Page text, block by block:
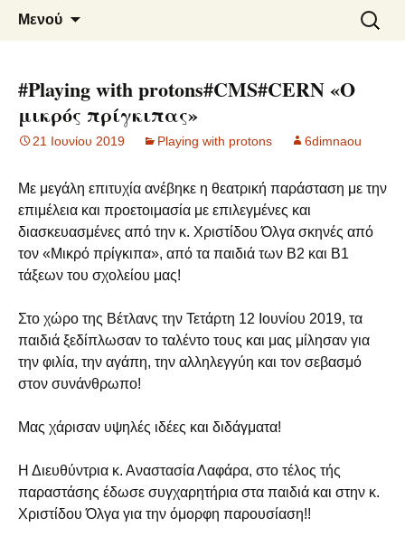
6o ΔΗΜΟΤΙΚΟ ΣΧΟΛΕΙΟ
ΝΑΟΥΣΑΣ
Μενού
για:
#Playing with protons#CMS#CERN «Ο
μικρός πρίγκιπας»
21 Ιουνίου 2019 Playing with protons 6dimnaou
Με μεγάλη επιτυχία ανέβηκε η θεατρική παράσταση με την
επιμέλεια και προετοιμασία με επιλεγμένες και
διασκευασμένες από την κ. Χριστίδου Όλγα σκηνές από
τον «Μικρό πρίγκιπα», από τα παιδιά των Β2 και Β1
τάξεων του σχολείου μας!
Στο χώρο της Βέτλανς την Τετάρτη 12 Ιουνίου 2019, τα
παιδιά ξεδίπλωσαν το ταλέντο τους και μας μίλησαν για
την φιλία, την αγάπη, την αλληλεγγύη και τον σεβασμό
στον συνάνθρωπο!
Μας χάρισαν υψηλές ιδέες και διδάγματα!
Η Διευθύντρια κ. Αναστασία Λαφάρα, στο τέλος τής
παραστάσης έδωσε συγχαρητήρια στα παιδιά και στην κ.
Χριστίδου Όλγα για την όμορφη παρουσίαση!!